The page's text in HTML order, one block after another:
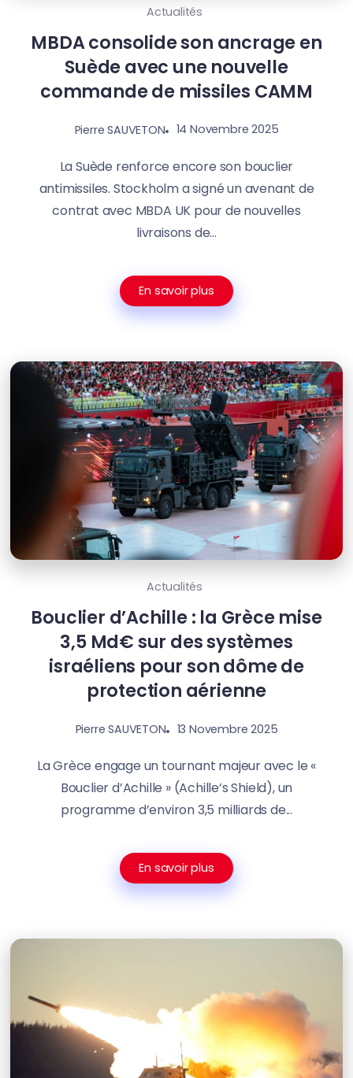
Actualités
MBDA consolide son ancrage en
Suède avec une nouvelle
commande de missiles CAMM
Pierre SAUVETON 14 Novembre 2025
La Suède renforce encore son bouclier
antimissiles. Stockholm a signé un avenant de
contrat avec MBDA UK pour de nouvelles
livraisons de...
En savoir plus
Actualités
Bouclier d’Achille : la Grèce mise
3,5 Md€ sur des systèmes
israéliens pour son dôme de
protection aérienne
Pierre SAUVETON 13 Novembre 2025
La Grèce engage un tournant majeur avec le «
Bouclier d’Achille » (Achille’s Shield), un
programme d’environ 3,5 milliards de...
En savoir plus